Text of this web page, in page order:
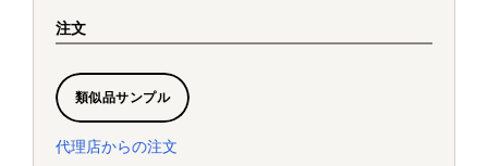
注文
類似品サンプル
代理店からの注文